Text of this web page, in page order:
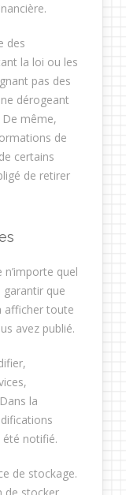
des
la loi ou les
pas des
dérogeant
même,
de
certains
de retirer
quel
garantir que
afficher toute
avez publié.
la
notifié.
de stockage.